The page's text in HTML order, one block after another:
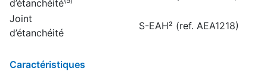
d’étanchéité
Joint
d’étanchéité
S-EAH² (ref. AEA1218)
Caractéristiques